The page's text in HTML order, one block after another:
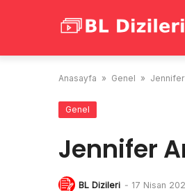
Anasayfa » Genel »
Genel
Jennifer
BL Dizileri - 17 Nisan